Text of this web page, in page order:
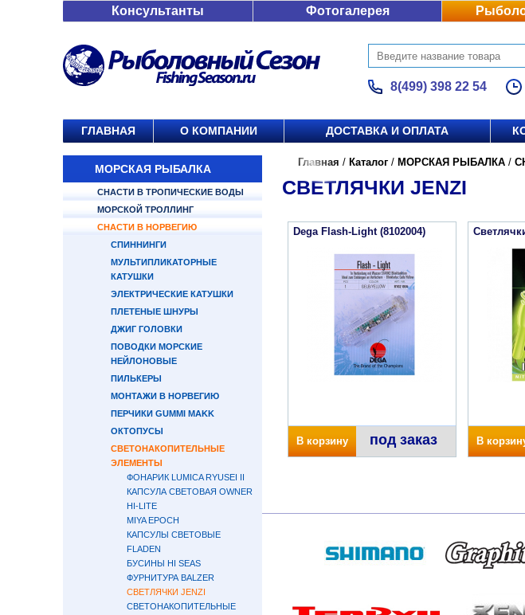
Консультанты Фотогалерея
8(499) 398 22 54
ГЛАВНАЯ О КОМПАНИИ ДОСТАВКА И ОПЛАТА
МОРСКАЯ РЫБАЛКА
СНАСТИ В ТРОПИЧЕСКИЕ ВОДЫ
МОРСКОЙ ТРОЛЛИНГ
СНАСТИ В НОРВЕГИЮ
СПИННИНГИ
МУЛЬТИПЛИКАТОРНЫЕ
КАТУШКИ
ЭЛЕКТРИЧЕСКИЕ КАТУШКИ
ПЛЕТЕНЫЕ ШНУРЫ
ДЖИГ ГОЛОВКИ
ПОВОДКИ МОРСКИЕ
НЕЙЛОНОВЫЕ
ПИЛЬКЕРЫ
МОНТАЖИ В НОРВЕГИЮ
ПЕРЧИКИ GUMMI MAKK
ОКТОПУСЫ
СВЕТОНАКОПИТЕЛЬНЫЕ
ЭЛЕМЕНТЫ
ФОНАРИК LUMICA RYUSEI II
КАПСУЛА СВЕТОВАЯ OWNER
HI-LITE
MIYA EPOCH
КАПСУЛЫ СВЕТОВЫЕ
FLADEN
БУСИНЫ HI SEAS
ФУРНИТУРА BALZER
СВЕТЛЯЧКИ JENZI
СВЕТОНАКОПИТЕЛЬНЫЕ
Главная / Каталог / МОРСКАЯ РЫБАЛКА /
СВЕТЛЯЧКИ JENZI
Dega Flash-Light (8102004)
В корзину под заказ В